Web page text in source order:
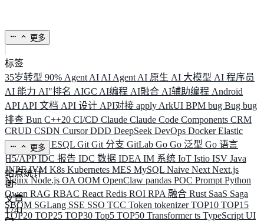
更多
标签
35岁转型 90% Agent AI AI Agent AI 原生 AI 大模型 AI 程序员
AI 能力 AI"排名 AIGC AI编程 AI融合 AI辅助编程 Android
API API 文档 API 设计 API对接 apply ArkUI BPM bug Bug bug
排查 Bun C++20 CI/CD Claude Claude Code Components CRM
CRUD CSDN CursorDDD DeepSeek DevOps DockerElastic
ELK ElysiaESQL Git Git 分支 GitLab Go Go 泛型 Go 语言
H5/APPIDC 报告 IDC 数据 IDEA IM 系统 IoT Istio ISV Java
JNPFJVM K8s Kubernetes MES MySQL Naive Next Next.js
NginxNode.js OA OOM OpenClaw pandas POC Prompt Python
Qwen RAG RBAC React Redis ROI RPA 融合 Rust SaaS Saga
SBOM SGLang SSE SSO TCC Token tokenizerTOP10 TOP15
TOP20 TOP25 TOP30 Top5 TOP50 Transformerts TypeScript UI
更多
站点统计
文章
1741